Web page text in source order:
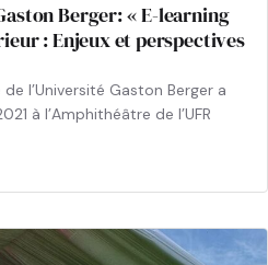
Berger: « E-learning
: Enjeux et perspectives
l’Université Gaston Berger a
à l’Amphithéâtre de l’UFR